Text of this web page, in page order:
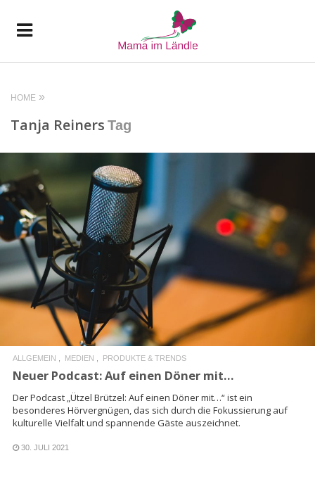
HOME
Tanja Reiners Tag
READ MORE
ALLGEMEIN MEDIEN PRODUKTE & TRENDS
Neuer Podcast: Auf einen Döner mit…
Der Podcast „Ützel Brützel: Auf einen Döner mit…“ ist ein
besonderes Hörvergnügen, das sich durch die Fokussierung auf
kulturelle Vielfalt und spannende Gäste auszeichnet.
30. JULI 2021